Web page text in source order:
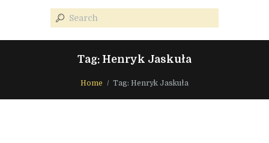
Tag: Henryk Jaskuła
Home Tag: Henryk Jaskuła